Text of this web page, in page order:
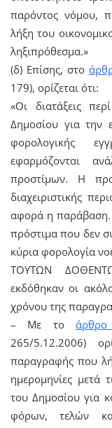
παρόντος νόμου,
λήξη του
ληξιπρόθεσμα.»
(δ) Επίσης, στο
179), ορίζεται ότι:
«Οι διατάξεις
Δημοσίου για την
φορολογικής
εφαρμόζονται
προστίμων. Η
διαχειριστικής
αφορά η παράβαση.
πρόστιμα που δεν
κύρια φορολογία
ΤΟΥΤΩΝ
εκδόθηκαν οι
χρόνου της
– Με το
265/5.12.2006)
παραγραφής που
ημερομηνίες μετά
του Δημοσίου για
φόρων, τελών